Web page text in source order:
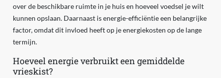
over de beschikbare ruimte in je huis en hoeveel voedsel je wilt
kunnen opslaan. Daarnaast is energie-efficiëntie een belangrijke
factor, omdat dit invloed heeft op je energiekosten op de lange
termijn.
Hoeveel energie verbruikt een gemiddelde
vrieskist?